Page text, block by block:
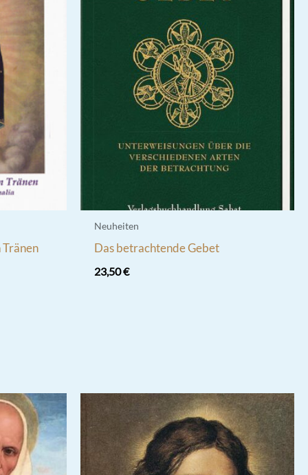
Tränen
Neuheiten
Das betrachtende Gebet
23,50€